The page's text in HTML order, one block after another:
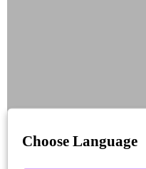
Choose Language